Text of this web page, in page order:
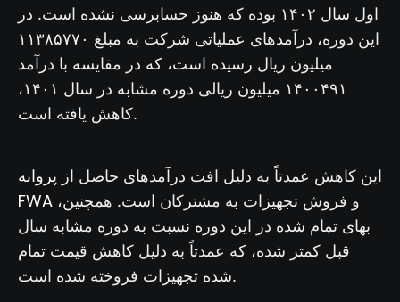
اول سال ۱۴۰۲ بوده که هنوز حسابرسی نشده است. در
این دوره، درآمدهای عملیاتی شرکت به مبلغ ۱۱۳۸۵۷۷۰
میلیون ریال رسیده است، که در مقایسه با درآمد
۱۴۰۰۴۹۱ میلیون ریالی دوره مشابه در سال ۱۴۰۱،
کاهش یافته است.
این کاهش عمدتاً به دلیل افت درآمدهای حاصل از پروانه
FWA
بهای تمام شده در این دوره نسبت به دوره مشابه سال
قبل کمتر شده، که عمدتاً به دلیل کاهش قیمت تمام
شده تجهیزات فروخته شده است.